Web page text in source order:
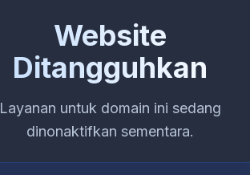
Website
Ditangguhkan
Layanan untuk domain ini sedang
dinonaktifkan sementara.